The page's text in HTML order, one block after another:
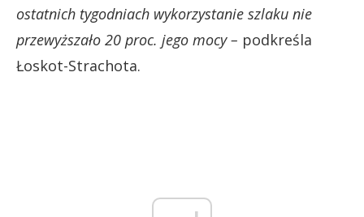
ostatnich tygodniach wykorzystanie szlaku nie
przewyższało 20 proc. jego mocy – podkreśla
Łoskot-Strachota.